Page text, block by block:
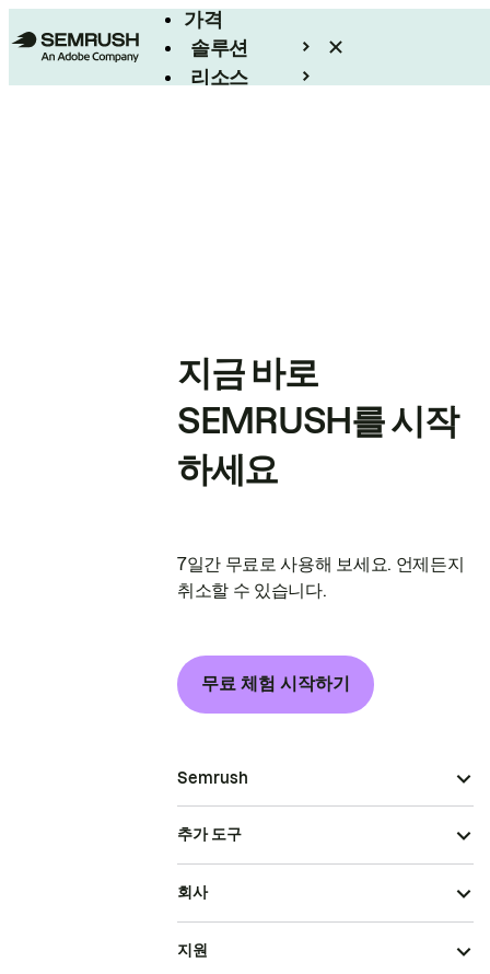
가격
솔루션
리소스
지금 바로
SEMRUSH를 시작
하세요
7일간 무료로 사용해 보세요. 언제든지
취소할 수 있습니다.
무료 체험 시작하기
Semrush
추가 도구
회사
지원